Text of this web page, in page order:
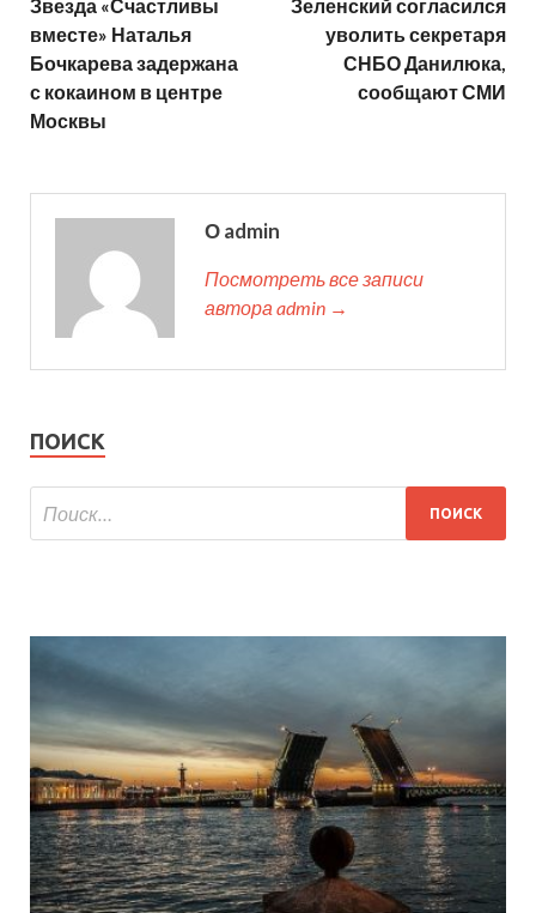
Звезда «Счастливы
вместе» Наталья
Бочкарева задержана
с кокаином в центре
Москвы
Зеленский согласился
уволить секретаря
СНБО Данилюка,
сообщают СМИ
О admin
Посмотреть все записи
автора admin →
ПОИСК